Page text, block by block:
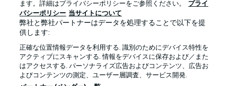
プライバシー・ポリシー 優先設定を管理する
ます。詳細はプライバシーポリシーをご参照ください。
プライ
バシーポリシー 当サイトについて
弊社と弊社パートナーはデータを処理することで以下を提
供します:
正確な位置情報データを利用する. 識別のためにデバイス特性を
アクティブにスキャンする. 情報をデバイスに保存および／また
はアクセスする. パーソナライズ広告およびコンテンツ、広告お
よびコンテンツの測定、ユーザー層調査、サービス開発.